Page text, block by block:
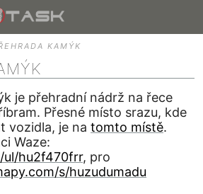
KAMÝK
je přehradní nádrž na řece
Přesné místo srazu, kde
vozidla, je na tomto místě.
Waze:
hu2f470frr, pro
s/huzudumadu